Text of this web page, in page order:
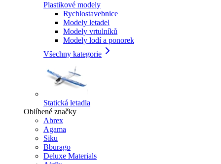
Plastikové modely
Rychlostavebnice
Modely letadel
Modely vrtulníků
Modely lodí a ponorek
Všechny kategorie
Statická letadla
Oblíbené značky
Abrex
Agama
Siku
Bburago
Deluxe Materials